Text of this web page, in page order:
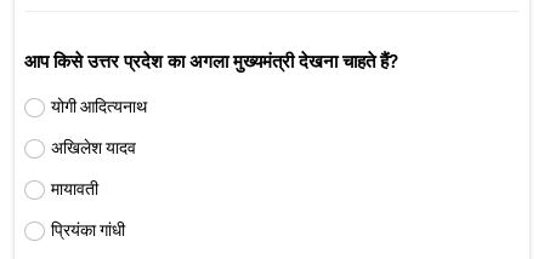
आप किसे उत्तर प्रदेश का अगला मुख्यमंत्री देखना चाहते हैं?
योगी आदित्यनाथ
अखिलेश यादव
मायावती
प्रियंका गांधी